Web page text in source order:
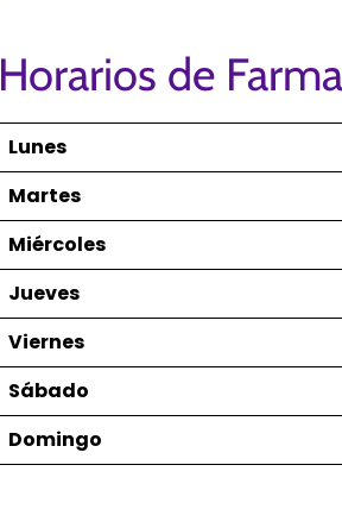
Horarios de
Lunes
Martes
Miércoles
Jueves
Viernes
Sábado
Domingo